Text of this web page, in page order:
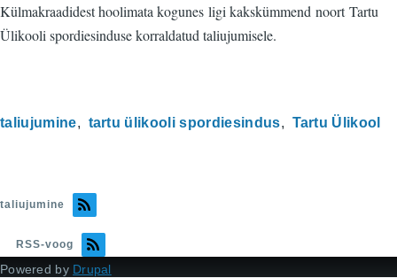
Külmakraadidest hoolimata kogunes ligi kakskümmend noort Tartu
Ülikooli spordiesinduse korraldatud taliujumisele.
taliujumine tartu ülikooli spordiesindus Tartu Ülikool
taliujumine
RSS-voog
Powered by Drupal